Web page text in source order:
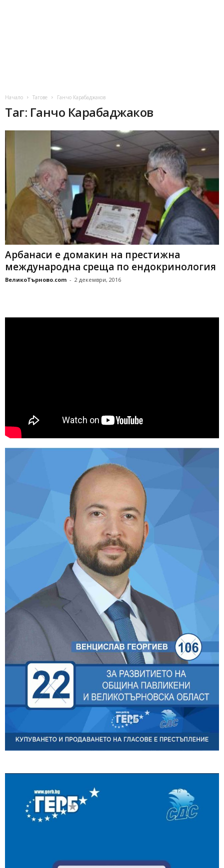
Начало Тагове Ганчо Карабаджаков
Таг: Ганчо Карабаджаков
Арбанаси е домакин на престижна
международна среща по ендокринология
ВеликоТърново.com - 2 декември, 2016